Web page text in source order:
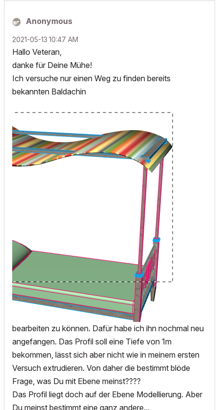
Anonymous
‎2021-05-13 10:47 AM
Hallo Veteran,
danke für Deine Mühe!
Ich versuche nur einen Weg zu finden bereits
bekannten Baldachin
bearbeiten zu können. Dafür habe ich ihn nochmal neu
angefangen. Das Profil soll eine Tiefe von 1m
bekommen, lässt sich aber nicht wie in meinem ersten
Versuch extrudieren. Von daher die bestimmt blöde
Frage, was Du mit Ebene meinst????
Das Profil liegt doch auf der Ebene Modellierung. Aber
Du meinst bestimmt eine ganz andere...